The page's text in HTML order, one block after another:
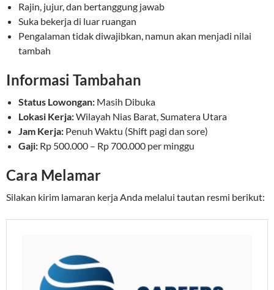
Rajin, jujur, dan bertanggung jawab
Suka bekerja di luar ruangan
Pengalaman tidak diwajibkan, namun akan menjadi nilai
tambah
Informasi Tambahan
Status Lowongan: Masih Dibuka
Lokasi Kerja:Wilayah Nias Barat, Sumatera Utara
Jam Kerja: Penuh Waktu (Shift pagi dan sore)
Gaji: Rp 500.000 – Rp 700.000 per minggu
Cara Melamar
Silakan kirim lamaran kerja Anda melalui tautan resmi berikut: